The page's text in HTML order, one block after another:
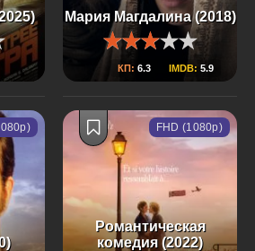
Мария Магдалина (2018)
КП: 6.3 IMDB: 5.9
Романтическая
комедия (2022)
FHD (1080p)